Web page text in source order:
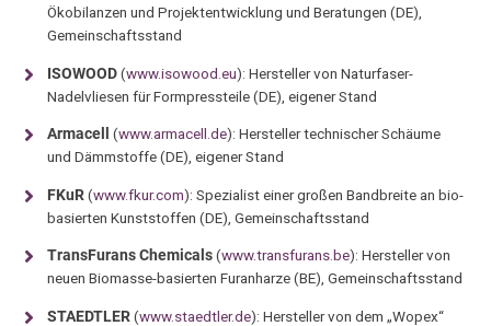
Ökobilanzen und Projektentwicklung und Beratungen (DE),
Gemeinschaftsstand
ISOWOOD(www.isowood.eu): Hersteller von Naturfaser-
Nadelvliesen für Formpressteile (DE), eigener Stand
Armacell (www.armacell.de): Hersteller technischer Schäume
und Dämmstoffe (DE), eigener Stand
FKuR(www.fkur.com): Spezialist einer großen Bandbreite an bio-
basierten Kunststoffen (DE), Gemeinschaftsstand
TransFurans Chemicals(www.transfurans.be): Hersteller von
neuen Biomasse-basierten Furanharze (BE), Gemeinschaftsstand
STAEDTLER(www.staedtler.de): Hersteller von dem „Wopex“